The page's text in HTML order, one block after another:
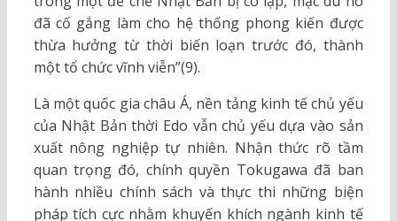
đã cố gắng làm cho hệ thống phong kiến được
thừa hưởng từ thời biến loạn trước đó, thành
một tổ chức vĩnh viễn”(9).
Là một quốc gia châu Á, nền tảng kinh tế chủ yếu
của Nhật Bản thời Edo vẫn chủ yếu dựa vào sản
xuất nông nghiệp tự nhiên. Nhận thức rõ tầm
quan trọng đó, chính quyền Tokugawa đã ban
hành nhiều chính sách và thực thi những biện
pháp tích cực nhằm khuyến khích ngành kinh tế